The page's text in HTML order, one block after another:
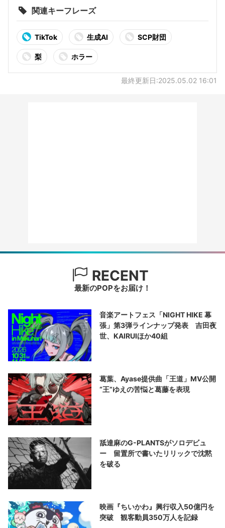
関連キーフレーズ
TikTok 生成AI SCP財団
梨 ホラー
最終更新日:2025.05.02 16:01
RECENT
最新のPOPをお届け！
音楽アートフェス「NIGHT HIKE 幕
張」第3弾ラインナップ発表 吉田夜
世、KAIRUIほか40組
葛葉、Ayase提供曲「王道」MV公開
“王”ゆえの苦悩と葛藤を表現
舐達麻のG-PLANTSがソロデビュ
ー 留置所で書いたリリックで沈黙
を破る
映画『ちいかわ』興行収入50億円を
突破 観客動員350万人を記録